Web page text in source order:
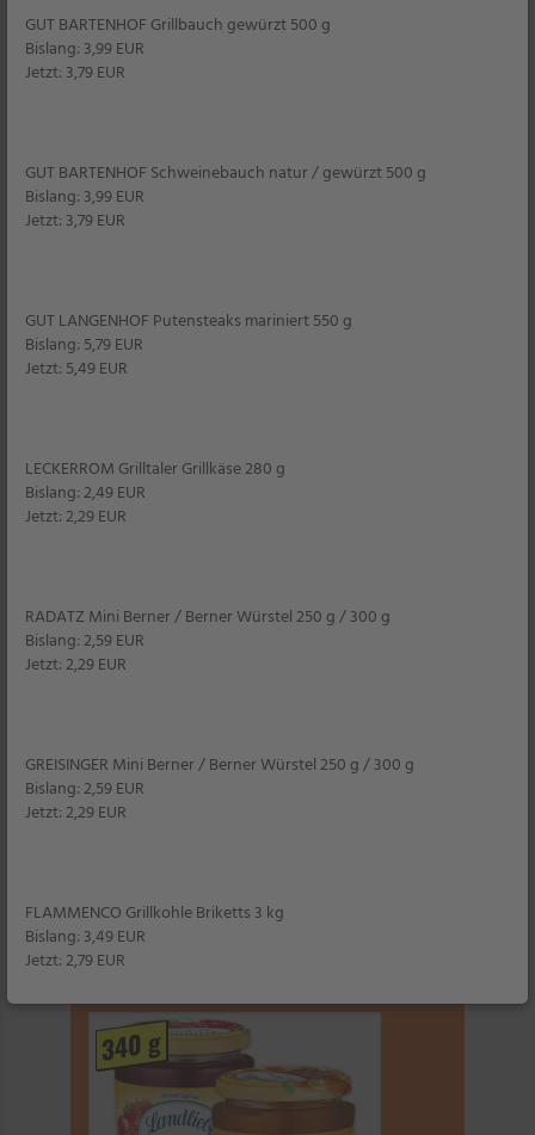
1 kg = 1,98
–,99*
15er Pack
1 kg = 7,97
2,99*
340 g
GUT BARTENHOF Grillbauch gewürzt 500 g
Bislang: 3,99 EUR
Jetzt: 3,79 EUR
GUT BARTENHOF Schweinebauch natur / gewürzt 500 g
Bislang: 3,99 EUR
Jetzt: 3,79 EUR
GUT LANGENHOF Putensteaks mariniert 550 g
Bislang: 5,79 EUR
Jetzt: 5,49 EUR
LECKERROM Grilltaler Grillkäse 280 g
Bislang: 2,49 EUR
Jetzt: 2,29 EUR
RADATZ Mini Berner / Berner Würstel 250 g / 300 g
Bislang: 2,59 EUR
Jetzt: 2,29 EUR
GREISINGER Mini Berner / Berner Würstel 250 g / 300 g
Bislang: 2,59 EUR
Jetzt: 2,29 EUR
FLAMMENCO Grillkohle Briketts 3 kg
Bislang: 3,49 EUR
Jetzt: 2,79 EUR